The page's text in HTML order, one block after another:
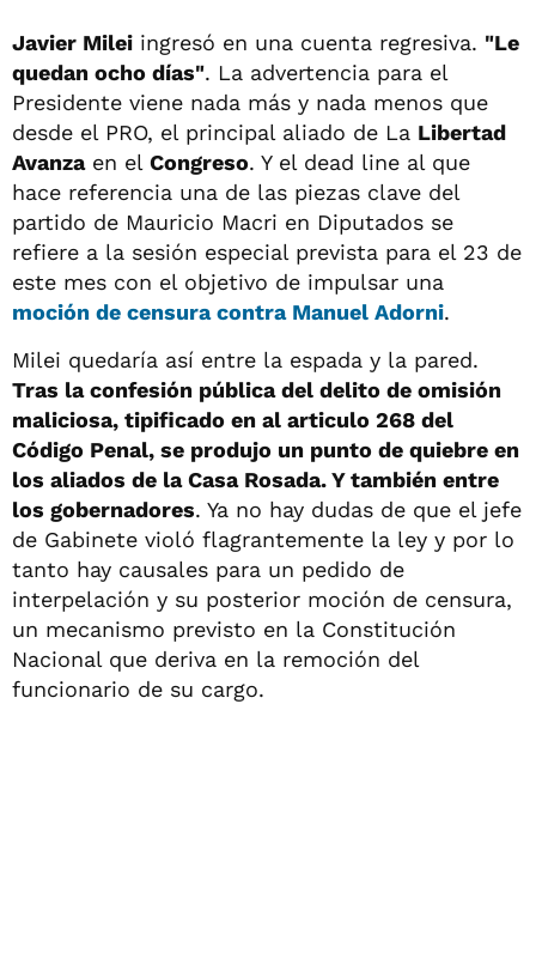
Javier Milei ingresó en una cuenta regresiva. "Le
quedan ocho días". La advertencia para el
Presidente viene nada más y nada menos que
desde el PRO, el principal aliado de La Libertad
Avanzaen el Congreso. Y el dead line al que
hace referencia una de las piezas clave del
partido de Mauricio Macri en Diputados se
refiere a la sesión especial prevista para el 23 de
este mes con el objetivo de impulsar una
moción de censura contra Manuel Adorni.
Milei quedaría así entre la espada y la pared.
Tras la confesión pública del delito de omisión
maliciosa, tipificado en al articulo 268 del
Código Penal, se produjo un punto de quiebre en
los aliados de la Casa Rosada. Y también entre
los gobernadores. Ya no hay dudas de que el jefe
de Gabinete violó flagrantemente la ley y por lo
tanto hay causales para un pedido de
interpelación y su posterior moción de censura,
un mecanismo previsto en la Constitución
Nacional que deriva en la remoción del
funcionario de su cargo.